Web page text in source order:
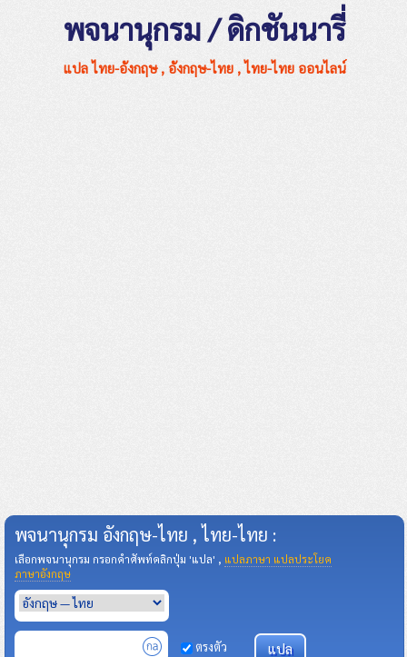
พจนานุกรม / ดิกชันนารี่
แปล ไทย-อังกฤษ , อังกฤษ-ไทย , ไทย-ไทย ออนไลน์
พจนานุกรม อังกฤษ-ไทย , ไทย-ไทย :
เลือกพจนานุกรม กรอกคำศัพท์คลิกปุ่ม 'แปล' , แปลภาษา แปลประโยค
ภาษาอังกฤษ
ตรงตัว